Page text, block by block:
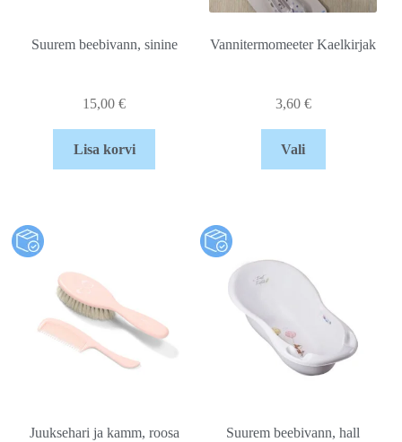
Suurem beebivann, sinine
15,00€
Lisa korvi
Vannitermomeeter Kaelkirjak
3,60 €
Vali
Juuksehari ja kamm, roosa Suurem beebivann, hall